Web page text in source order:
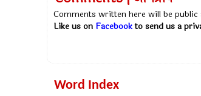
Comments written here will be
Like us on Facebookto send us a
Word Index